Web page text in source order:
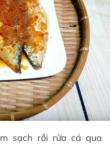
sạch rồi rửa cá qua